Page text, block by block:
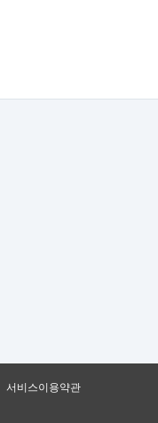
서비스이용약관